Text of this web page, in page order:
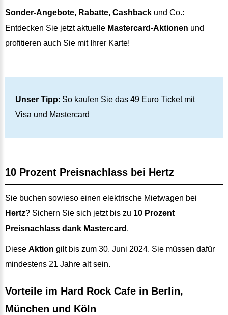
Sonder-Angebote, Rabatte, Cashback und Co.:
Entdecken Sie jetzt aktuelle Mastercard-Aktionen und
profitieren auch Sie mit Ihrer Karte!
Unser Tipp: So kaufen Sie das 49 Euro Ticket mit
Visa und Mastercard
10 Prozent Preisnachlass bei Hertz
Sie buchen sowieso einen elektrische Mietwagen bei
Hertz? Sichern Sie sich jetzt bis zu 10 Prozent
Preisnachlass dank Mastercard .
Diese Aktion gilt bis zum 30. Juni 2024. Sie müssen dafür
mindestens 21 Jahre alt sein.
Vorteile im Hard Rock Cafe in Berlin,
München und Köln